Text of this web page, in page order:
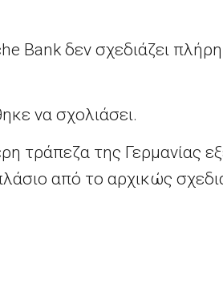
Bank δεν σχεδιάζει
να σχολιάσει.
τράπεζα της Γερμανίας
από το αρχικώς